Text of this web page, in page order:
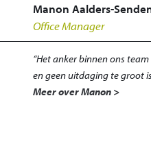
Manon Aalders-
Office Manager
“Het anker binnen ons
en geen uitdaging te groot
Meer over Manon >